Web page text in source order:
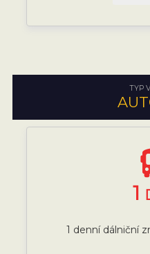
TYP
1
1 denní dálniční